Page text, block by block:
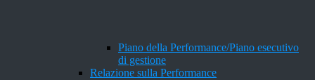
Piano della Performance/Piano esecutivo
di gestione
Relazione sulla Performance